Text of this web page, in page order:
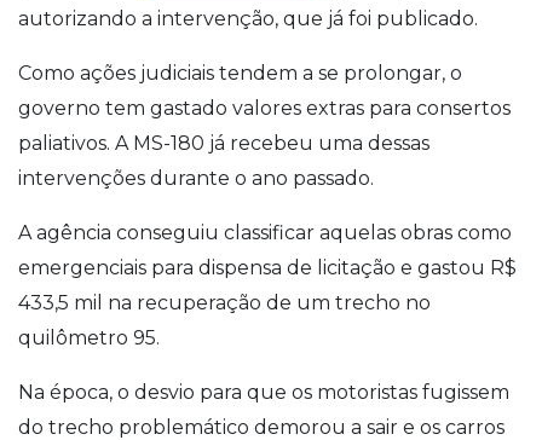
autorizando a intervenção, que já foi publicado.
Como ações judiciais tendem a se prolongar, o
governo tem gastado valores extras para consertos
paliativos. A MS-180 já recebeu uma dessas
intervenções durante o ano passado.
A agência conseguiu classificar aquelas obras como
emergenciais para dispensa de licitação e gastou R$
433,5 mil na recuperação de um trecho no
quilômetro 95.
Na época, o desvio para que os motoristas fugissem
do trecho problemático demorou a sair e os carros